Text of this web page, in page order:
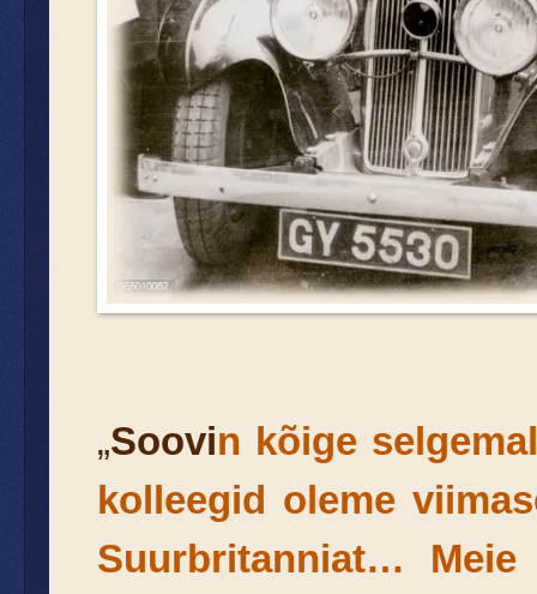
„Soovin kõige
kolleegid oleme
Suurbritanniat…